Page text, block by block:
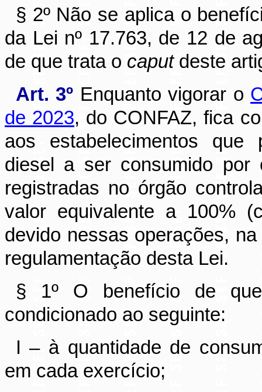
§ 2º Não se aplica o
da Lei nº 17.763, de 12 de
de que trata o caputdeste
Art. 3º Enquanto vigorar o
de 2023, do CONFAZ, fica
aos estabelecimentos que
diesel a ser consumido por
registradas no órgão
valor equivalente a 100%
devido nessas operações,
regulamentação desta Lei.
§ 1º O benefício de
condicionado ao seguinte:
I – à quantidade de
em cada exercício;